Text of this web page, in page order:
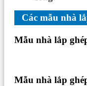
Các mẫu nhà
Mẫu nhà lắp
Mẫu nhà lắp